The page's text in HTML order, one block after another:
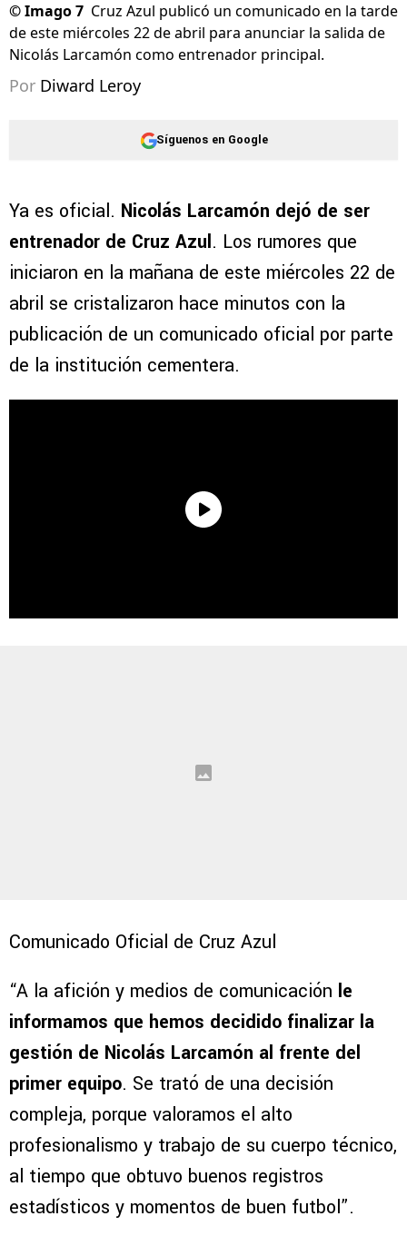
©Imago 7 Cruz Azul publicó un comunicado en la tarde
de este miércoles 22 de abril para anunciar la salida de
Nicolás Larcamón como entrenador principal.
Por Diward Leroy
Síguenos en Google
Ya es oficial. Nicolás Larcamón dejó de ser
entrenador de Cruz Azul. Los rumores que
iniciaron en la mañana de este miércoles 22 de
abril se cristalizaron hace minutos con la
publicación de un comunicado oficial por parte
de la institución cementera.
Comunicado Oficial de Cruz Azul
“A la afición y medios de comunicación le
informamos que hemos decidido finalizar la
gestión de Nicolás Larcamón al frente del
primer equipo. Se trató de una decisión
compleja, porque valoramos el alto
profesionalismo y trabajo de su cuerpo técnico,
al tiempo que obtuvo buenos registros
estadísticos y momentos de buen futbol”.